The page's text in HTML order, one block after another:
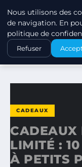
ACCUEIL
CADEAUX
CADEAUX POUR
CADEAUX
CADEAUX
LIMITÉ :
À PETITS
Nous utilisons des
de navigation. En
politique de
Refuser